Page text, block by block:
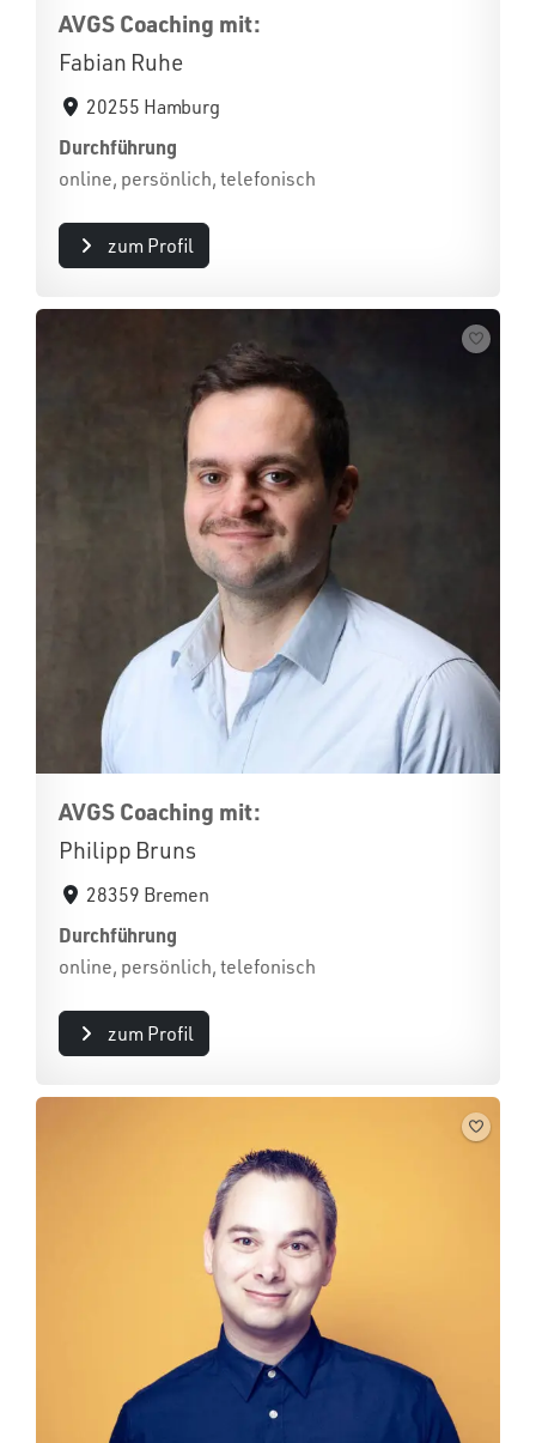
AVGS Coaching mit:
Fabian Ruhe
20255 Hamburg
Durchführung
online, persönlich, telefonisch
zum Profil
AVGS Coaching mit:
Philipp Bruns
28359 Bremen
Durchführung
online, persönlich, telefonisch
zum Profil